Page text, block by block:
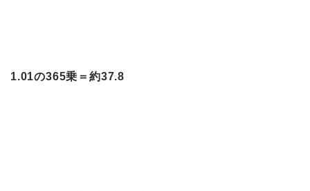
1.01の365乗＝約37.8